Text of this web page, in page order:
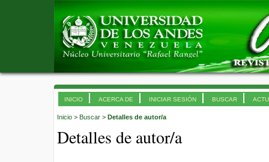
INICIO ACERCA DE INICIAR SESIÓN BUSCAR
Inicio > Buscar > Detalles de autor/a
Detalles de autor/a